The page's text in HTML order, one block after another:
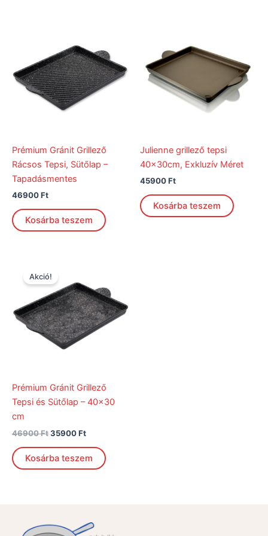
Prémium Gránit Grillező
Rácsos Tepsi, Sütőlap –
Tapadásmentes
46900Ft
Kosárba teszem
Julienne grillező tepsi
40x30cm, Exkluzív Méret
45900Ft
Kosárba teszem
Akció!
Prémium Gránit Grillező
Tepsi és Sütőlap – 40×30
cm
46900Ft
price
was:
46900 Ft.
35900Ft
35900 Ft.
Kosárba teszem